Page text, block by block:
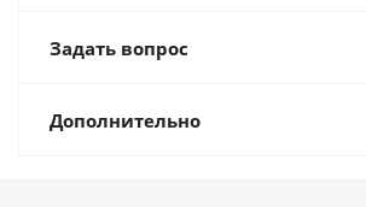
Задать вопрос
Дополнительно